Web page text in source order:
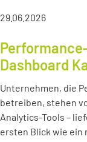
29.06.2026
Dashboard
Unternehmen, die
betreiben, stehen
Analytics-Tools –
ersten Blick wie ein